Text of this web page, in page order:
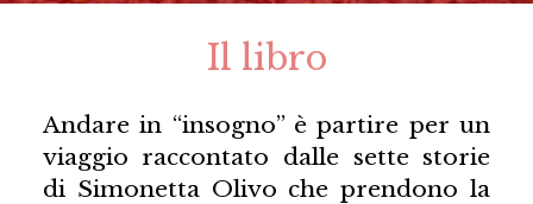
Il libro
Andare in “insogno” è partire per un
viaggio raccontato dalle sette storie
di Simonetta Olivo che prendono la